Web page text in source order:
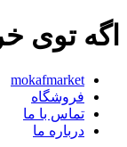
اگه توی
mokafmarket
فروشگاه
تماس با ما
درباره ما